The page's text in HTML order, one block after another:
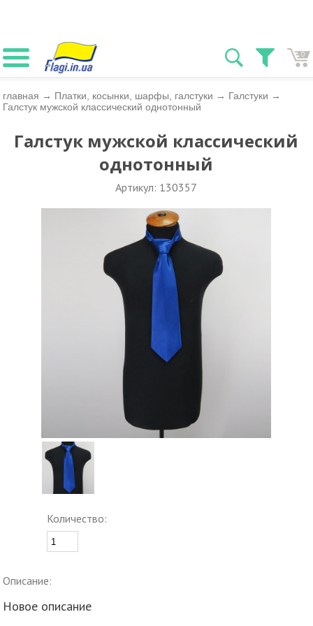
0
главная → Платки, косынки, шарфы, галстуки → Галстуки →
Галстук мужской классический однотонный
Галстук мужской классический
однотонный
Артикул: 130357
Количество:
Описание:
Новое описание